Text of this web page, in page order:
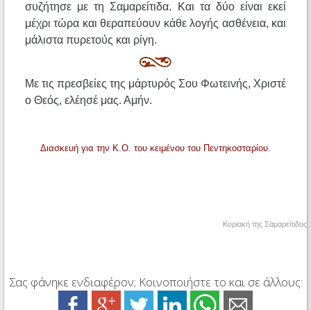
συζήτησε με τη Σαμαρείτιδα. Και τα δύο είναι εκεί
μέχρι τώρα και θεραπεύουν κάθε λογής ασθένεια, και
μάλιστα πυρετούς και ρίγη.
Με τις πρεσβείες της μάρτυρός Σου Φωτεινής, Χριστέ
ο Θεός, ελέησέ μας. Αμήν.
Διασκευή για την Κ.Ο. του κειμένου του Πεντηκοσταρίου.
Κυριακή της Σαμαρείτιδος
Σας φάνηκε ενδιαφέρον; Κοινοποιήστε το και σε άλλους: